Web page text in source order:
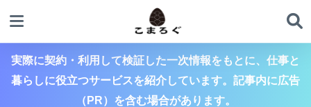
実際に契約・利用して検証した一次情報をもとに、仕事と
暮らしに役立つサービスを紹介しています。記事内に広告
（PR）を含む場合があります。